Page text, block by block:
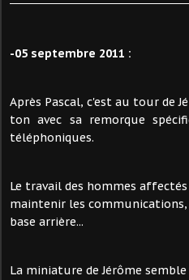
-05 septembre 2011 :
Après Pascal, c'est au tour de
ton avec sa remorque
téléphoniques.
Le travail des hommes
maintenir les
base arrière...
La miniature de Jérôme